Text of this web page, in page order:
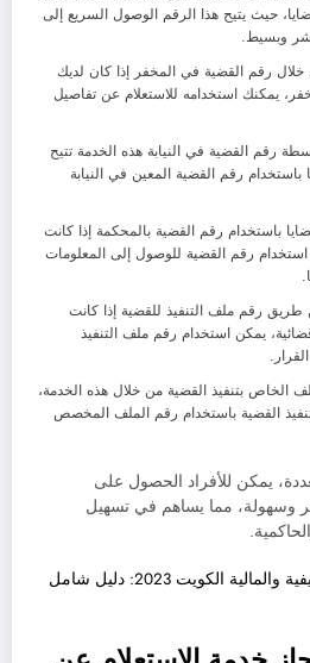
حيث يتيح هذا الرقم الوصول السريع إلى
وبسيط.
خلال رقم القضية في المخفر إذا كان لديك
يمكنك استخدامه للاستعلام عن تفاصيل
رقم القضية في النيابة هذه الخدمة تتيح
باستخدام رقم القضية المعين في النيابة
باستخدام رقم القضية بالمحكمة إذا كانت
رقم القضية للوصول إلى المعلومات
طريق رقم ملف التنفيذ للقضية إذا كانت
يمكن استخدام رقم ملف التنفيذ
الخاص بتنفيذ القضية من خلال هذه الخدمة،
القضية باستخدام رقم الملف المخصص
يمكن للأفراد الحصول على
وسهولة، مما يساهم في تسهيل
بيان الحالة الوظيفية والمالية الكويت 2023: دليل شامل